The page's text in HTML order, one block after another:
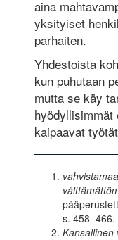
aina
yksityiset
parhaiten.
Yhdestoista
kun puhutaan
mutta se käy
kaipaavat
s. 458–466.
Kansallinen